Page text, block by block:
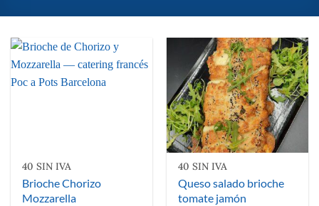
40 SIN IVA
Brioche Chorizo
Mozzarella
40 SIN IVA
Queso salado brioche
tomate jamón